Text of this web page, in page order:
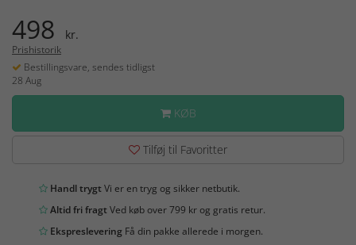
498 kr.
Prishistorik
Bestillingsvare, sendes tidligst
28 Aug
KØB
Tilføj til Favoritter
Handl trygtVi er en tryg og sikker netbutik.
Altid fri fragtVed køb over 799 kr og gratis retur.
Ekspreslevering Få din pakke allerede i morgen.